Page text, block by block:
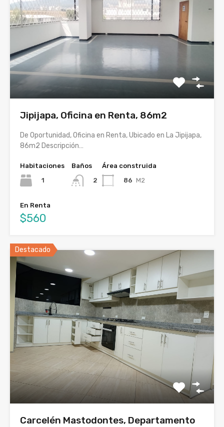
Jipijapa, Oficina en Renta, 86m2
De Oportunidad, Oficina en Renta, Ubicado en La Jipijapa,
86m2 Descripción…
Habitaciones
1
Baños
2
Área construida
86 M2
En Renta
$560
Destacado
Carcelén Mastodontes, Departamento